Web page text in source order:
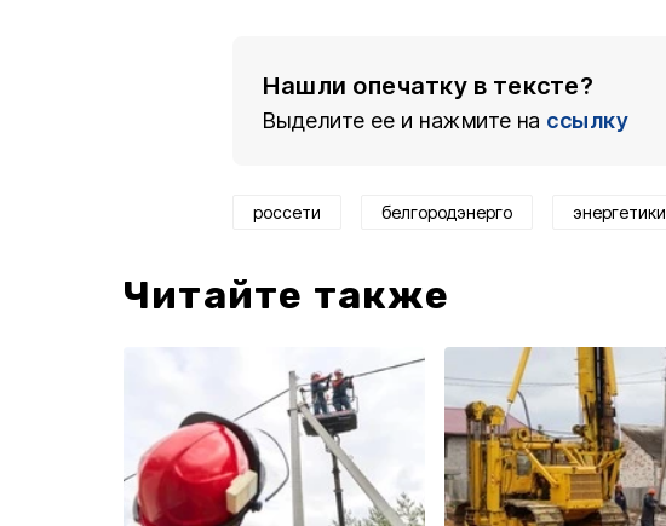
Нашли опечатку в тексте?
Выделите ее и нажмите на ссылку
россети белгородэнерго энергетики
Читайте также